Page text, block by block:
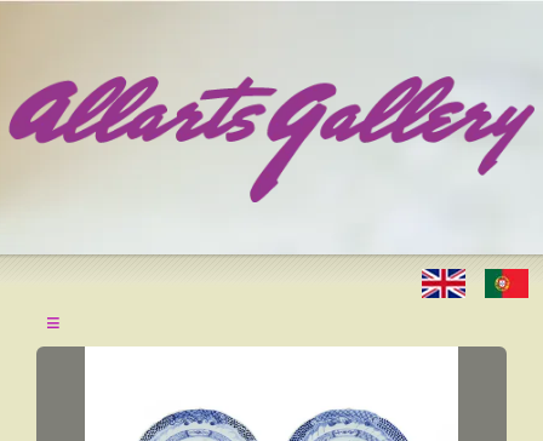
≡